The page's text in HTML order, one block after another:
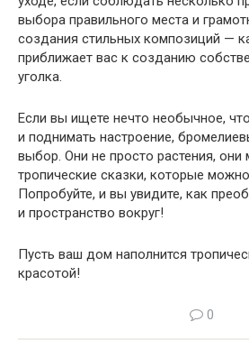
выбора правильного места и
создания стильных композиций —
приближает вас к созданию
уголка.
Если вы ищете нечто необычное,
и поднимать настроение,
выбор. Они не просто растения, они
тропические сказки, которые
Попробуйте, и вы увидите, как
и пространство вокруг!
Пусть ваш дом наполнится
красотой!
0